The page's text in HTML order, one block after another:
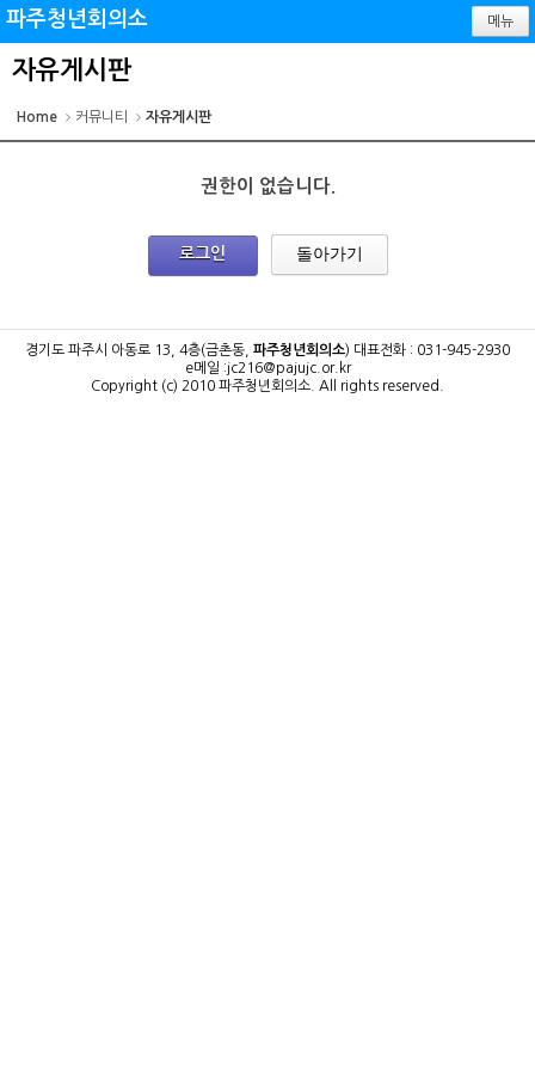
파주청년회의소 메뉴
자유게시판
Home 커뮤니티 자유게시판
권한이 없습니다.
로그인 돌아가기
경기도 파주시 아동로 13, 4층(금촌동, 파주청년회의소) 대표전화 : 031-945-2930
e메일 :jc216@pajujc.or.kr
Copyright (c) 2010 파주청년회의소. All rights reserved.